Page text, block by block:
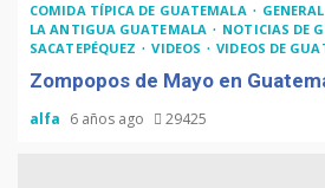
COMIDA TÍPICA DE GUATEMALA
GENERAL
LA ANTIGUA GUATEMALA
NOTICIAS DE
SACATEPÉQUEZ
VIDEOS VIDEOS DE
Zompopos de Mayo en
alfa 6 años ago 29425